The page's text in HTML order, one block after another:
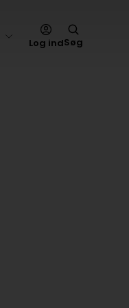
Log indSøg